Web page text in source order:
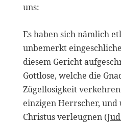
uns:
Es haben sich nämlich
unbemerkt
diesem Gericht
Gottlose, welche die
Zügellosigkeit
einzigen Herrscher, und
Christus verleugnen (